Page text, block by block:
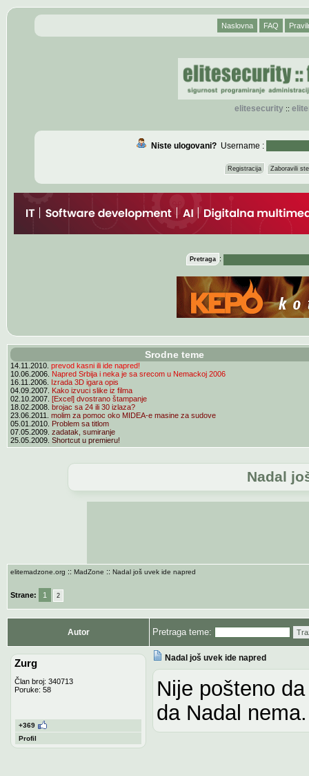
Naslovna FAQ
elitesecurity::
Niste ulogovani?Username :
Registracija Zaboravili
Pretraga :
Srodne teme
14.11.2010. prevod kasni ili ide napred!
10.06.2006. Napred Srbija i neka je sa srecom u Nemackoj 2006
16.11.2006. Izrada 3D igara opis
04.09.2007. Kako izvuci slike iz filma
02.10.2007. [Excel] dvostrano štampanje
18.02.2008. brojac sa 24 ili 30 izlaza?
23.06.2011. molim za pomoc oko MIDEA-e masine za sudove
05.01.2010. Problem sa titlom
07.05.2009. zadatak, sumiranje
25.05.2009. Shortcut u premieru!
Nadal
elitemadzone.org :: MadZone :: Nadal još uvek ide napred
Strane: 1 2
Autor Pretraga teme:
Zurg
Član broj: 340713
Poruke: 58
+369
Profil
Nadal još uvek ide napred
Nije pošteno
da Nadal nema.